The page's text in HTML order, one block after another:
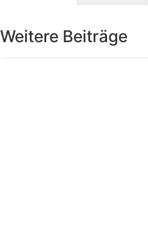
Weitere Beiträge